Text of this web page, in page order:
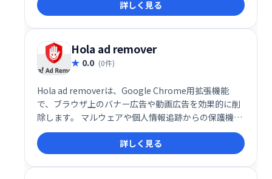
適なブラウジング体験を実現します。 シンプルで効果
的な広告ブロック機能を無料で利用できます。
詳しく見る
Hola ad remover
0.0 (0件)
Hola ad removerは、Google Chrome用拡張機能
で、ブラウザ上のバナー広告や動画広告を効果的に削
除します。 マルウェアや個人情報追跡からの保護機能
も搭載。快適なウェブ閲覧を実現する、シンプルで強
力なツールです。
詳しく見る